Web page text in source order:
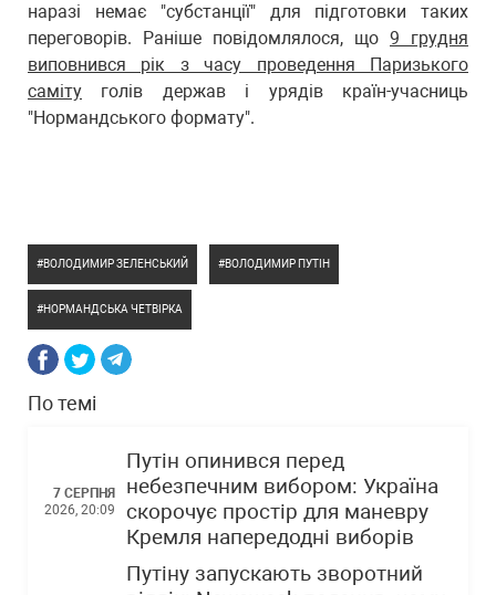
наразі немає "субстанції" для підготовки таких
переговорів. Раніше повідомлялося, що 9 грудня
виповнився рік з часу проведення Паризького
саміту голів держав і урядів країн-учасниць
"Нормандського формату".
ВОЛОДИМИР ЗЕЛЕНСЬКИЙ ВОЛОДИМИР ПУТІН
НОРМАНДСЬКА ЧЕТВІРКА
По темі
7 СЕРПНЯ
2026, 20:09
Путін опинився перед
небезпечним вибором: Україна
скорочує простір для маневру
Кремля напередодні виборів
Путіну запускають зворотний